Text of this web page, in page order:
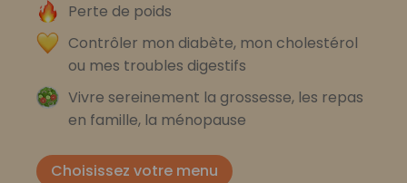
Perte de poids
Contrôler mon diabète, mon cholestérol
ou mes troubles digestifs
Vivre sereinement la grossesse, les repas
en famille, la ménopause
Choisissez votre menu